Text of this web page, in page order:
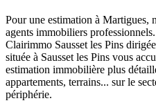
Pour une estimation à Martigues,
agents immobiliers
Clairimmo Sausset les Pins
située à Sausset les Pins vous
estimation immobilière plus
appartements, terrains... sur le
périphérie.